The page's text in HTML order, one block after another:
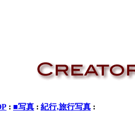
: ■写真 : 紀行,旅行写真 :